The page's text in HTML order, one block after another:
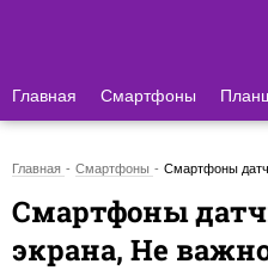
Главная Смартфоны
Главная Смартфоны Смартфоны
Смартфоны
экрана, Не